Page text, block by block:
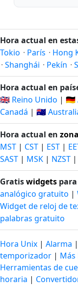
Hora actual en
Tokio · París · Hong
· Shanghái · Pekín ·
Hora actual en
🇬🇧 Reino Unido | 🇩🇪
Canadá | 🇦🇺
Hora actual en
MST | CST | EST |
SAST | MSK | NZST |
Gratiswidgets
analógico gratuito |
Widget de reloj de
palabras gratuito
Hora Unix | Alarma |
temporizador |
Herramientas de
horaria |